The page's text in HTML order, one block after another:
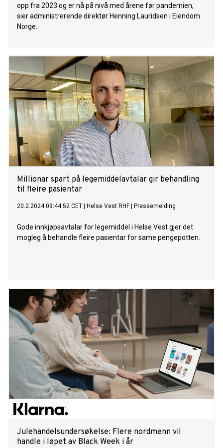
opp fra 2023 og er nå på nivå med årene før pandemien,
sier administrerende direktør Henning Lauridsen i Eiendom
Norge.
Millionar spart på legemiddelavtalar gir behandling
til fleire pasientar
20.2.2024 09:44:52 CET Helse Vest RHF| Pressemelding
Gode innkjøpsavtalar for legemiddel i Helse Vest gjer det
mogleg å behandle fleire pasientar for same pengepotten.
Julehandelsundersøkelse: Flere nordmenn vil
handle i løpet av Black Week i år